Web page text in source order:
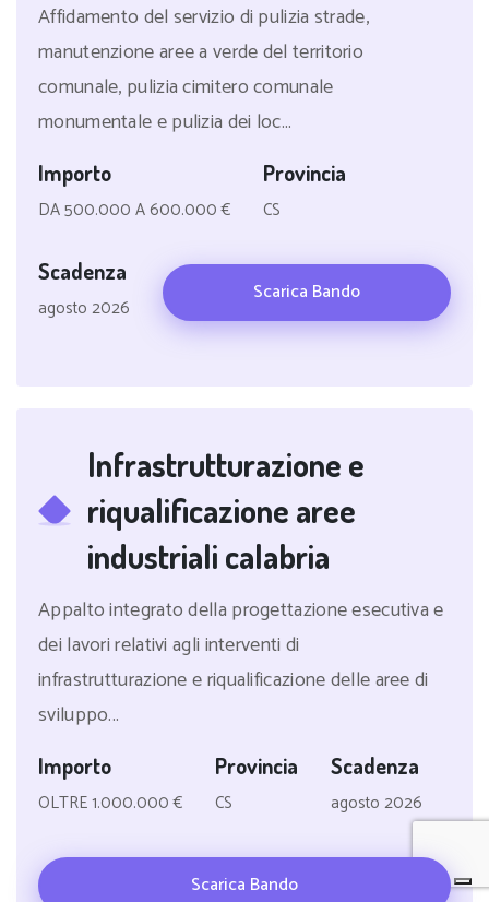
Affidamento del servizio di pulizia strade,
manutenzione aree a verde del territorio
comunale, pulizia cimitero comunale
monumentale e pulizia dei loc...
Importo
DA 500.000 A 600.000 €
Provincia
CS
Scadenza
agosto 2026
Scarica Bando
Infrastrutturazione e
riqualificazione aree
industriali calabria
Appalto integrato della progettazione esecutiva e
dei lavori relativi agli interventi di
infrastrutturazione e riqualificazione delle aree di
sviluppo...
Importo
OLTRE 1.000.000 €
Provincia
CS
Scadenza
agosto 2026
Scarica Bando